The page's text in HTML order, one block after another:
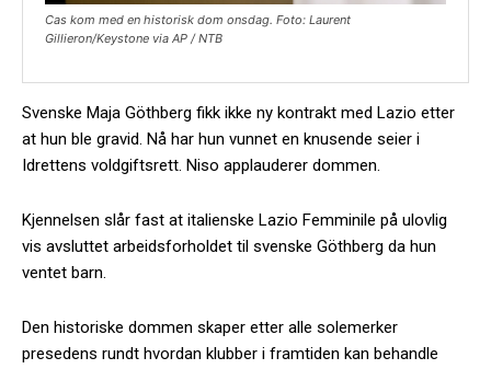
Cas kom med en historisk dom onsdag. Foto: Laurent
Gillieron/Keystone via AP / NTB
Svenske Maja Göthberg fikk ikke ny kontrakt med Lazio etter
at hun ble gravid. Nå har hun vunnet en knusende seier i
Idrettens voldgiftsrett. Niso applauderer dommen.
Kjennelsen slår fast at italienske Lazio Femminile på ulovlig
vis avsluttet arbeidsforholdet til svenske Göthberg da hun
ventet barn.
Den historiske dommen skaper etter alle solemerker
presedens rundt hvordan klubber i framtiden kan behandle